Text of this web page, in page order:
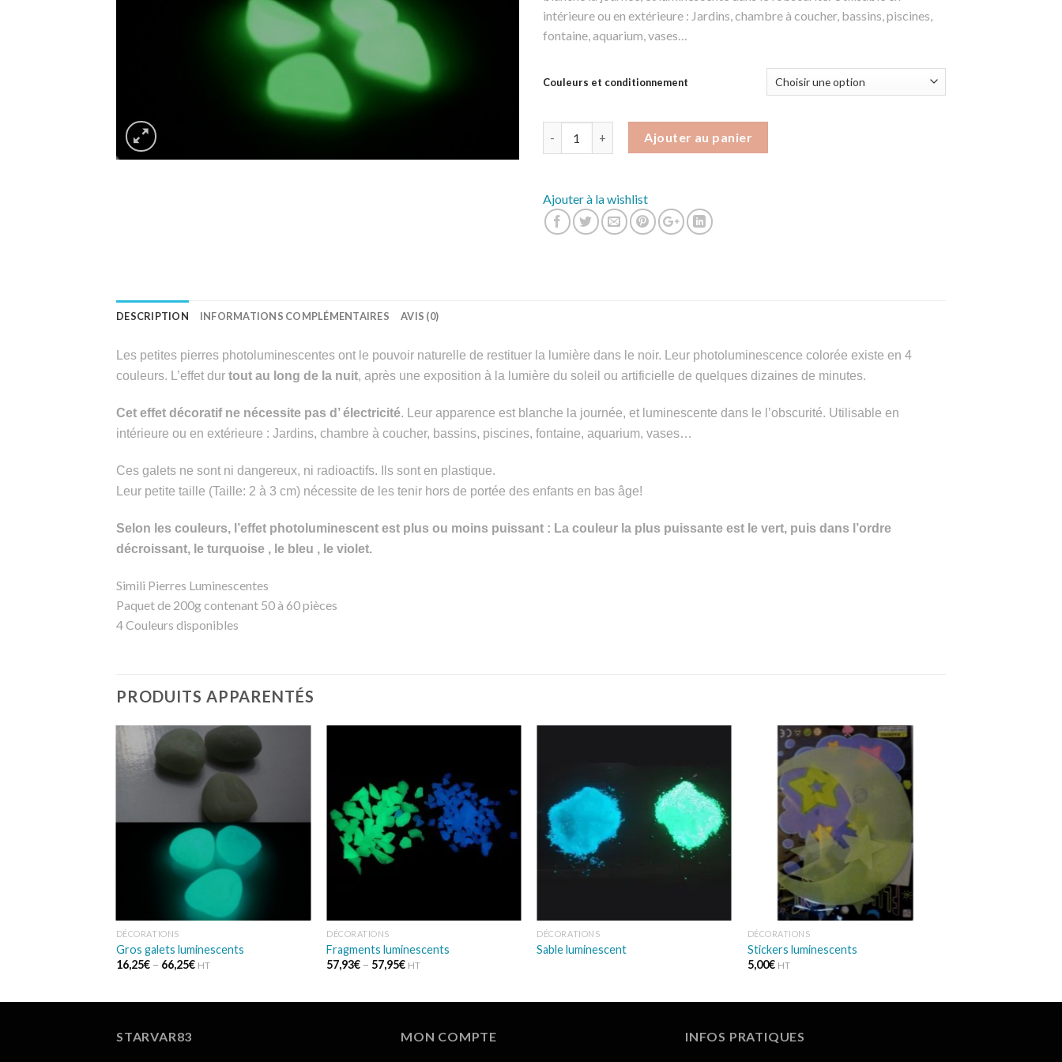
intérieure ou en extérieure : Jardins, chambre à coucher, bassins, piscines,
fontaine, aquarium, vases…
Couleurs et conditionnement
Ajouter au panier
Ajouter à la wishlist
DESCRIPTION INFORMATIONS COMPLÉMENTAIRES AVIS (0)
Les petites pierres photoluminescentes ont le pouvoir naturelle de restituer la lumière dans le noir. Leur photoluminescence colorée existe en 4
couleurs. L’effet dur tout au long de la nuit, après une exposition à la lumière du soleil ou artificielle de quelques dizaines de minutes.
Cet effet décoratif ne nécessite pas d’ électricité. Leur apparence est blanche la journée, et luminescente dans le l’obscurité. Utilisable en
intérieure ou en extérieure : Jardins, chambre à coucher, bassins, piscines, fontaine, aquarium, vases…
Ces galets ne sont ni dangereux, ni radioactifs. Ils sont en plastique.
Leur petite taille (Taille: 2 à 3 cm) nécessite de les tenir hors de portée des enfants en bas âge!
Selon les couleurs, l’effet photoluminescent est plus ou moins puissant : La couleur la plus puissante est le vert, puis dans l’ordre
décroissant, le turquoise , le bleu , le violet.
Simili Pierres Luminescentes
Paquet de 200g contenant 50 à 60 pièces
4 Couleurs disponibles
PRODUITS APPARENTÉS
DÉCORATIONS
Gros galets luminescents
16,25€– 66,25€ HT
wishlist
DÉCORATIONS
Fragments luminescents
57,93€ – 57,95€ HT
wishlist
DÉCORATIONS
Sable luminescent
Ajouter
à la
wishlist
DÉCORATIONS
Stickers luminescents
5,00€ HT
STARVAR83 MON COMPTE INFOS PRATIQUES